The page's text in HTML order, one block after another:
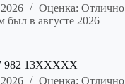
Оценка: Отлично
был в августе 2026
982 13XXXXX
Оценка: Отлично